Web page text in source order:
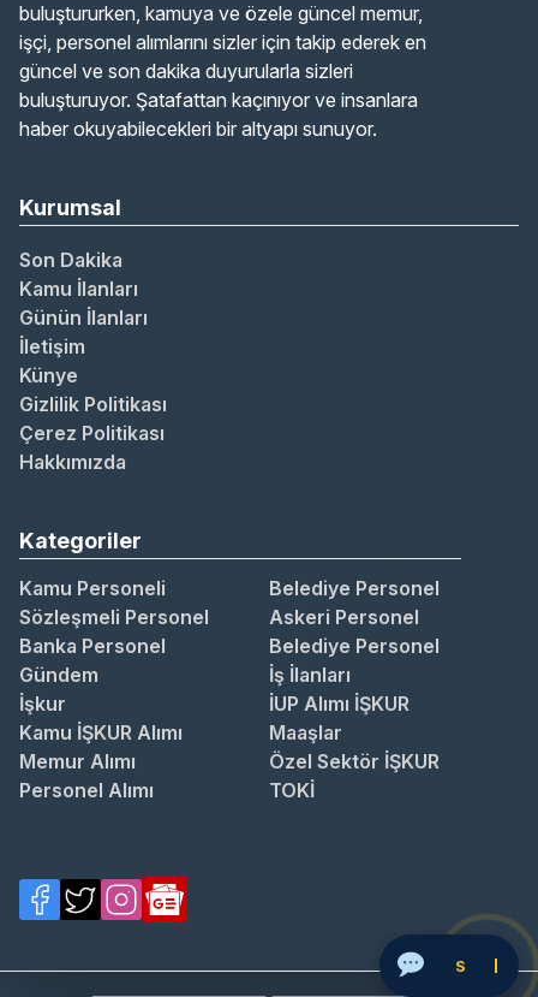
buluştururken, kamuya ve özele güncel memur,
işçi, personel alımlarını sizler için takip ederek en
güncel ve son dakika duyurularla sizleri
buluşturuyor. Şatafattan kaçınıyor ve insanlara
haber okuyabilecekleri bir altyapı sunuyor.
Kurumsal
Son Dakika
Kamu İlanları
Günün İlanları
İletişim
Künye
Gizlilik Politikası
Çerez Politikası
Hakkımızda
Kategoriler
Kamu Personeli
Belediye Personel
Sözleşmeli Personel
Askeri Personel
Banka Personel
Belediye Personel
Gündem
İş İlanları
İşkur
İUP Alımı İŞKUR
Kamu İŞKUR Alımı
Maaşlar
Memur Alımı
Özel Sektör İŞKUR
Personel Alımı
TOKİ
So